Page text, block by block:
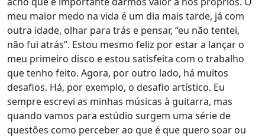
meu maior medo na vida é um dia mais tarde, já com
outra idade, olhar para trás e pensar, “eu não tentei,
não fui atrás”. Estou mesmo feliz por estar a lançar o
meu primeiro disco e estou satisfeita com o trabalho
que tenho feito. Agora, por outro lado, há muitos
desafios. Há, por exemplo, o desafio artístico. Eu
sempre escrevi as minhas músicas à guitarra, mas
quando vamos para estúdio surgem uma série de
questões como perceber ao que é que quero soar ou